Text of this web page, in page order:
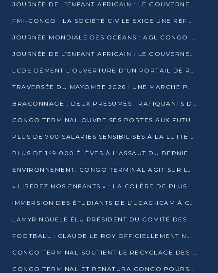
JOURNÉE DE L’ENFANT AFRICAIN : LE GOUVERNEMENT RÉAFFIRME SON ENGAGEMENT POUR L’ACCÈS À L’EAU ET À L’ASSAINISSEMENT
FMI–CONGO : LA SOCIÉTÉ CIVILE EXIGE UNE RÉFORME DE LA FISCALITÉ PÉTROLIÈRE
JOURNÉE MONDIALE DES OCÉANS : AGL CONGO MOBILISE SES COLLABORATEURS POUR LA PRÉSERVATION DE LA BIODIVERSITÉ MARINE
JOURNÉE DE L’ENFANT AFRICAIN : LE GOUVERNEMENT MOBILISÉ POUR L’HYGIÈNE DANS LES ORPHELINATS
LCDE DÉMENT L’OUVERTURE D’UN PORTAIL DE RECRUTEMENT ET APPELLE À LA VIGILANCE
TRAVERSÉE DU MAYOMBE 2026 : UNE MARCHE POUR SENSIBILISER ET DÉPISTER AU DIABÈTE
BRACONNAGE : DEUX PRÉSUMÉS TRAFIQUANTS D’HIPPOPOTAME ÉCROUÉS À BRAZZAVILLE
CONGO TERMINAL OUVRE SES PORTES AUX FUTURS INGÉNIEURS DE L’UCAC-ICAM
PLUS DE 700 SALARIÉS SENSIBILISÉS À LA LUTTE CONTRE LA TUBERCULOSE À CONGO TERMINAL
PLUS DE 149 000 ÉLÈVES À L’ASSAUT DU DERNIER CEPE
ENVIRONNEMENT: CONGO TERMINAL AGIT SUR LE TERRAIN ET FORME LES PLUS JEUNES
« LIBÉREZ NOS ENFANTS » : LA COLÈRE DE PLUSIEURS MÈRES À BRAZZAVILLE CONTRE LA DGSP
IMMERSION DES ÉTUDIANTS DE L’UCAC-ICAM À CONGO TERMINAL
LAMYR NGUELE ÉLU PRÉSIDENT DU COMITÉ DES MEMBRES D’HONNEUR DU PCT
FOOTBALL : CLAUDE LE ROY OFFICIELLEMENT NOMMÉ SÉLECTIONNEUR DU CONGO
CONGO TERMINAL SOUTIENT LE RECYCLAGE DES DÉCHETS PLASTIQUES À POINTE-NOIRE
CONGO TERMINAL ET RENATURA CONGO POURSUIVENT LEUR COMBAT POUR LA BIODIVERSITÉ